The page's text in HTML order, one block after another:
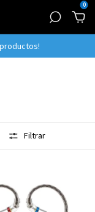
0
Filtrar